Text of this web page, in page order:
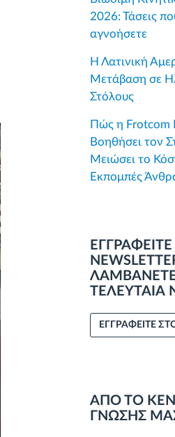
2026: Τάσεις
αγνοήσετε
Η Λατινική
Μετάβαση σε
Στόλους
Πώς η Frotcom
Βοηθήσει τον
Μειώσει το
Εκπομπές
ΤΕΛΕΥΤΑΙΑ
ΕΓΓΡΑΦΕΙΤΕ
ΑΠΟ ΤΟ
ΓΝΩΣΗΣ